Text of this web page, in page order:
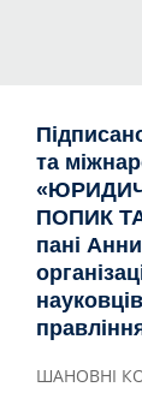
та
ПОПИК ТА
пані
ШАНОВНІ